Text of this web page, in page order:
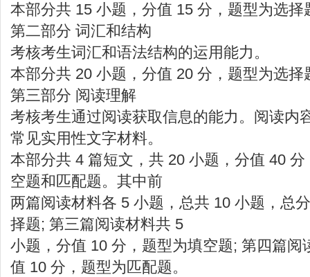
本部分共 15 小题，分值 15 分，题型为选择
第二部分 词汇和结构
考核考生词汇和语法结构的运用能力。
本部分共 20 小题，分值 20 分，题型为选择
第三部分 阅读理解
考核考生通过阅读获取信息的能力。阅读内
常见实用性文字材料。
本部分共 4 篇短文，共 20 小题，分值 40
空题和匹配题。其中前
两篇阅读材料各 5 小题，总共 10 小题，总
择题; 第三篇阅读材料共 5
小题，分值 10 分，题型为填空题; 第四篇阅
值 10 分，题型为匹配题。